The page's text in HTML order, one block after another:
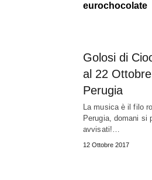
eurochocolate
Golosi di
al 22
Perugia
La musica è il filo
Perugia, domani si
avvisati!…
12 Ottobre 2017